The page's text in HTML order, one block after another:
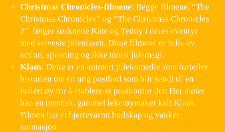
Christmas Chronicles-filmene: Begge filmene, “The
Christmas Chronicles” og “The Christmas Chronicles
2”, følger søsknene Kate og Teddy i deres eventyr
med selveste julenissen. Disse filmene er fulle av
action, spenning og ikke minst julemagi.
Klaus: Dette er en animert julekomedie som forteller
historien om en ung postbud som blir sendt til en
isolert øy for å etablere et postkontor der. Her møter
han en mystisk, gammel leketøymaker kalt Klaus.
Filmen har et hjertevarmt budskap og vakker
animasjon.